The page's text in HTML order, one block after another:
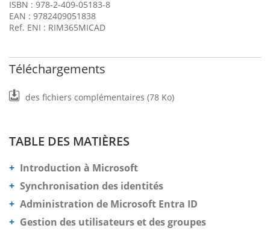
ISBN : 978-2-409-05183-8
EAN : 9782409051838
Ref. ENI : RIM365MICAD
Téléchargements
des fichiers complémentaires (78 Ko)
TABLE DES MATIÈRES
Introduction à Microsoft
Synchronisation des identités
Administration de Microsoft Entra ID
Gestion des utilisateurs et des groupes